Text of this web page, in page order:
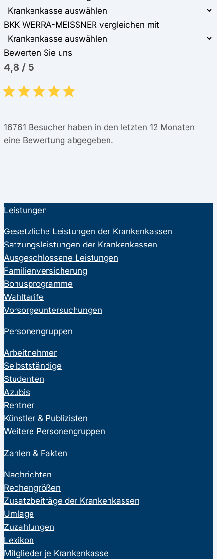
BKK WERRA-MEISSNER vergleichen mit
Bewerten Sie uns
4,8 / 5
16761 Besucher haben in den letzten 12 Monaten
eine Bewertung abgegeben.
Leistungen
Gesetzliche Leistungen der Krankenkassen
Satzungsleistungen der Krankenkassen
Ausgeschlossene Leistungen
Familienversicherung
Bonusprogramme
Wahltarife
Vorsorgeuntersuchungen
Personengruppen
Arbeitnehmer
Selbstständige
Studenten
Azubis
Rentner
Künstler & Publizisten
Weitere Personengruppen
Zahlen & Fakten
Nachrichten
Rechengrößen
Zusatzbeiträge der Krankenkassen
Umlage
Zuzahlungen
Lexikon
Mitglieder je Krankenkasse